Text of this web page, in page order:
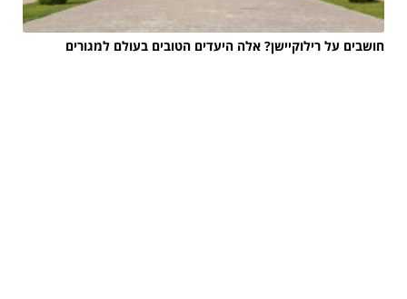
חושבים על רילוקיישן? אלה היעדים הטובים בעולם למגורים